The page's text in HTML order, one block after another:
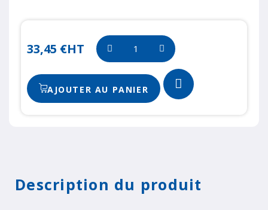
33,45 €HT
AJOUTER AU PANIER
Description du produit